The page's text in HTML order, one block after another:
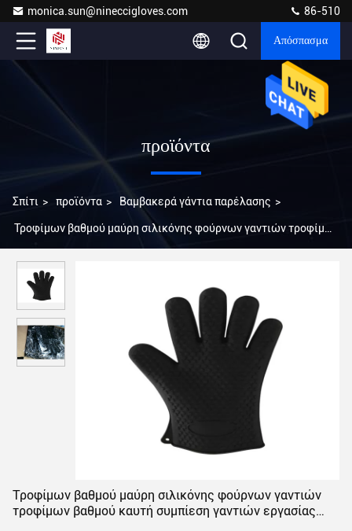
monica.sun@nineccigloves.com 86-510
Απόσπασμα
προϊόντα
Σπίτι > προϊόντα > Βαμβακερά γάντια παρέλασης >
Τροφίμων βαθμού μαύρη σιλικόνης φούρνων γαντιών τροφίμων
στη θερμότητα
Τροφίμων βαθμού μαύρη σιλικόνης φούρνων γαντιών
τροφίμων βαθμού καυτή συμπίεση γαντιών εργασίας